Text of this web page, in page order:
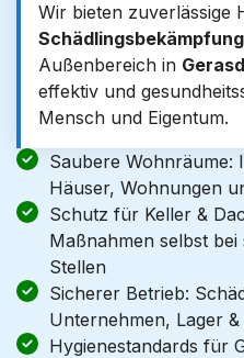
Wir bieten zuverlässige
Schädlingsbekämpfung
Außenbereich in
effektiv und
Mensch und Eigentum.
Saubere Wohnräume:
Häuser, Wohnungen
Schutz für Keller &
Maßnahmen selbst
Stellen
Sicherer Betrieb:
Unternehmen, Lager
Hygienestandards für